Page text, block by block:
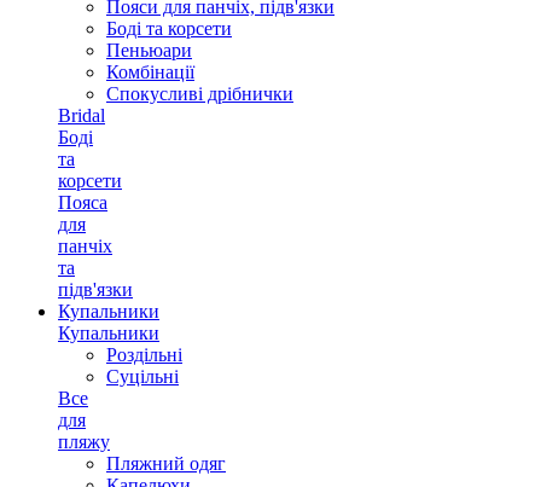
Пояси для панчіх, підв'язки
Боді та корсети
Пеньюари
Комбінації
Спокусливі дрібнички
Bridal
Боді
та
корсети
Пояса
для
панчіх
та
підв'язки
Купальники
Купальники
Роздільні
Суцільні
Все
для
пляжу
Пляжний одяг